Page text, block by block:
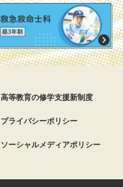
高等教育の修学支援新制度
プライバシーポリシー
ソーシャルメディアポリシー